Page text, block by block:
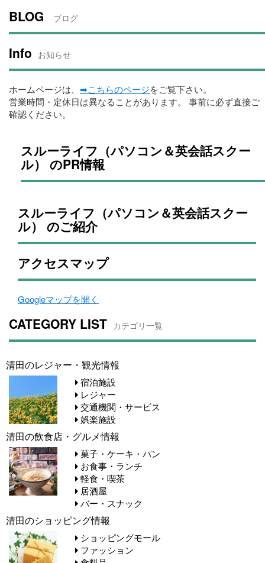
BLOG ブログ
Info お知らせ
ホームページは、 ➡こちらのページをご覧下さい。
営業時間・定休日は異なることがあります。 事前に必ず直接ご
確認ください。
スルーライフ（パソコン＆英会話スクー
ル） のPR情報
スルーライフ（パソコン＆英会話スクー
ル） のご紹介
アクセスマップ
Googleマップを開く
CATEGORY LIST カテゴリ一覧
清田のレジャー・観光情報
宿泊施設
レジャー
交通機関・サービス
娯楽施設
清田の飲食店・グルメ情報
菓子・ケーキ・パン
お食事・ランチ
軽食・喫茶
居酒屋
バー・スナック
清田のショッピング情報
ショッピングモール
ファッション